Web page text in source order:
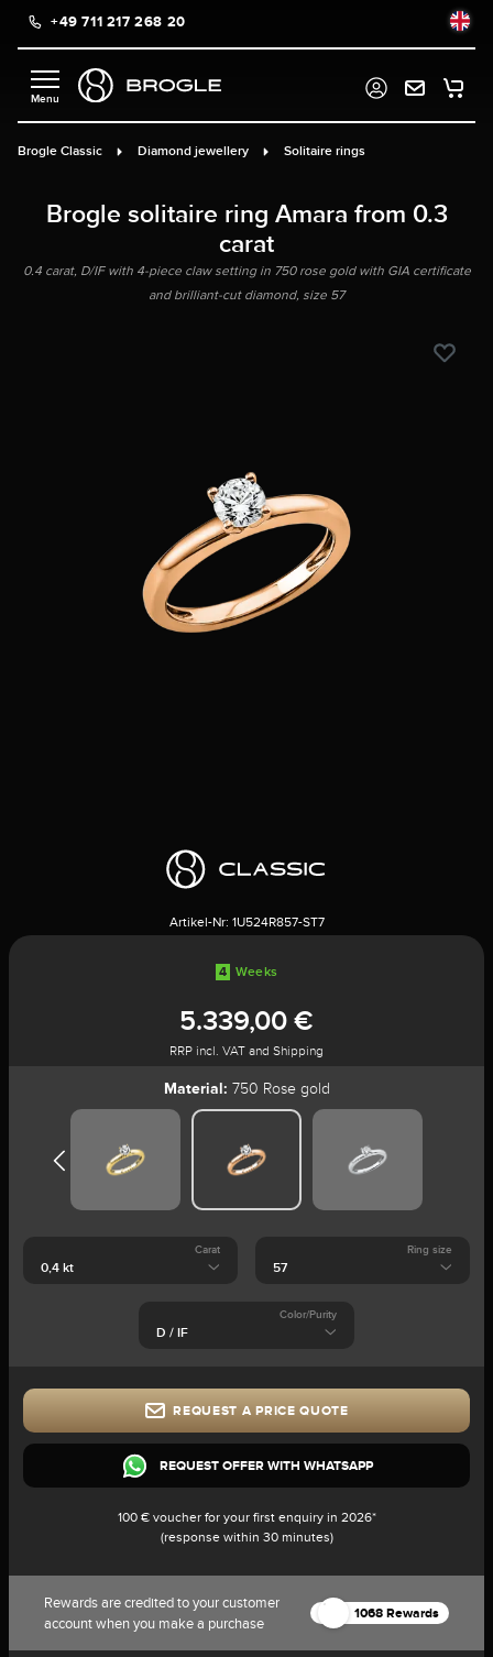
content+49 711 217 268 20
Brogle Classic Diamond jewellery Solitaire rings
Brogle solitaire ring Amara from 0.3
carat
0.4 carat, D/IF with 4-piece claw setting in 750 rose gold with GIA certificate
and brilliant-cut diamond, size 57
Artikel-Nr: 1U524R857-ST7
4 Weeks
5.339,00 €
RRP incl. VAT and Shipping
Material: 750 Rose gold
Carat Ring size
Color/Purity
REQUEST A PRICE QUOTE
REQUEST OFFER WITH WHATSAPP
100 € voucher for your first enquiry in 2026*
(response within 30 minutes)
Rewards are credited to your customer
account when you make a purchase
1068 Rewards